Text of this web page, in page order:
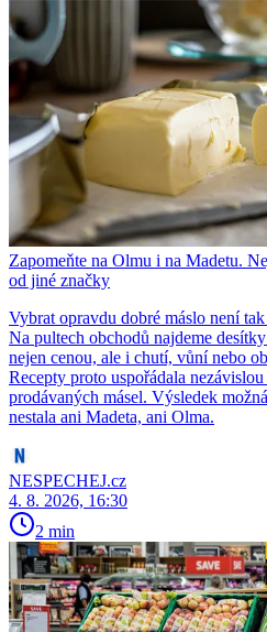
Zapomeňte na Olmu i na Madetu.
od jiné značky
Vybrat opravdu dobré máslo není
Na pultech obchodů najdeme
nejen cenou, ale i chutí, vůní nebo
Recepty proto uspořádala
prodávaných másel. Výsledek
nestala ani Madeta, ani Olma.
NESPECHEJ.cz
4. 8. 2026, 16:30
2 min